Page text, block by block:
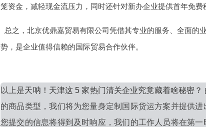
笼资金，减轻现金流压力，同时还针对新办企业提供首年免费
总之，北京优鼎嘉贸易有限公司凭借其专业的服务、全面的
势，是企业值得信赖的国际贸易合作伙伴。
以上是天呐！天津这 5 家热门清关企业究竟藏着啥秘密？
的商品类型，我们将为您量身定制国际货运方案并提供
您提交的信息将得到及时响应，我们的工作人员将在第